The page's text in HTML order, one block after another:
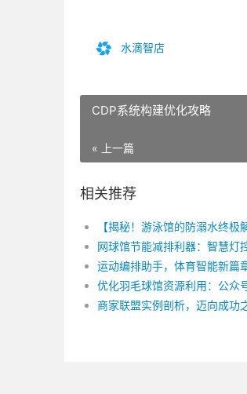
水滴智店
CDP系统构建优化攻略
« 上一篇
相关推荐
【揭秘！游泳馆的防溺水终极
网球馆节能减排利器：智慧灯
运动编排助手，体育智能新篇
优化羽毛球馆资源利用：公众
商家联盟实例剖析，迈向成功